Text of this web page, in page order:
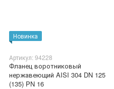
Новинка
Артикул: 94228
Фланец воротниковый
нержавеющий AISI 304 DN 125
(135) PN 16